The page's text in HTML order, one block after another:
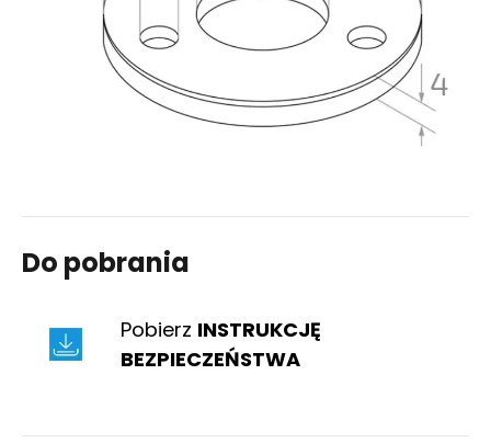
Do pobrania
Pobierz INSTRUKCJĘ
BEZPIECZEŃSTWA